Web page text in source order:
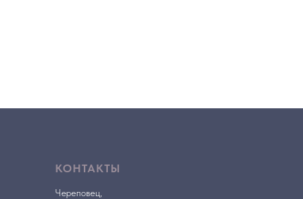
КОНТАКТЫ
Череповец,